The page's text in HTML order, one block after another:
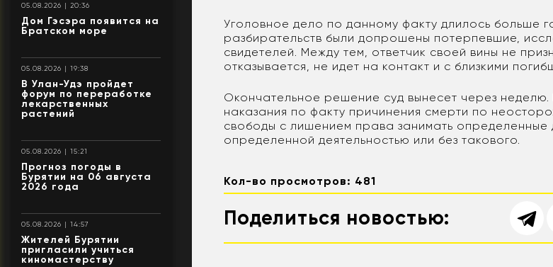
05.08.2026 | 20:36
Дом Гэсэра появится на
Братском море
05.08.2026 | 19:38
В Улан-Удэ пройдет
форум по переработке
лекарственных
растений
05.08.2026 | 15:21
Прогноз погоды в
Бурятии на 06 августа
2026 года
05.08.2026 | 14:57
Жителей Бурятии
пригласили учиться
киномастерству
Уголовное дело по данному факту длилось больше
разбирательств были допрошены потерпевшие,
свидетелей. Между тем, ответчик своей вины не
отказывается, не идет на контакт и с близкими
Окончательное решение суд вынесет через
наказания по факту причинения смерти по
свободы с лишением права занимать определенные
определенной деятельностью или без такового.
Кол-во просмотров: 481
Поделиться новостью: